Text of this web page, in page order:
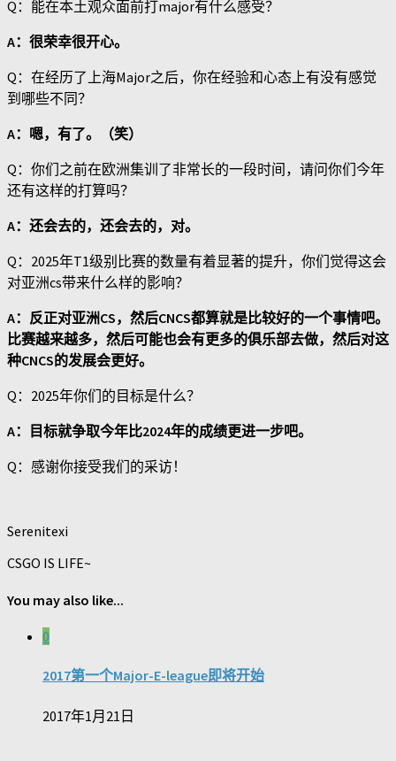
Q：能在本土观众面前打major有什么感受？
A：很荣幸很开心。
Q：在经历了上海Major之后，你在经验和心态上有没有感觉
到哪些不同？
A：嗯，有了。（笑）
Q：你们之前在欧洲集训了非常长的一段时间，请问你们今年
还有这样的打算吗？
A：还会去的，还会去的，对。
Q：2025年T1级别比赛的数量有着显著的提升，你们觉得这会
对亚洲cs带来什么样的影响？
A：反正对亚洲CS，然后CNCS都算就是比较好的一个事情吧。
比赛越来越多，然后可能也会有更多的俱乐部去做，然后对这
种CNCS的发展会更好。
Q：2025年你们的目标是什么？
A：目标就争取今年比2024年的成绩更进一步吧。
Q：感谢你接受我们的采访！
Serenitexi
CSGO IS LIFE~
You may also like...
0
2017第一个Major-E-league即将开始
2017年1月21日